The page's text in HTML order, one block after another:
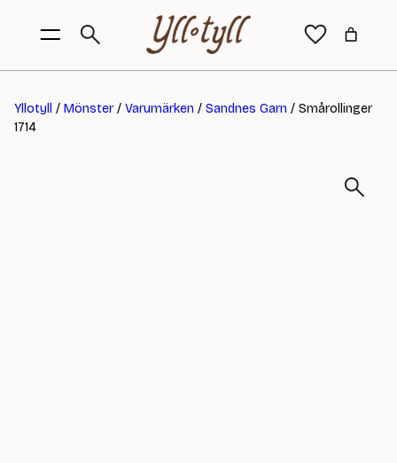
Yllotyll / Mönster/ Varumärken / Sandnes Garn / Smårollinger
1714